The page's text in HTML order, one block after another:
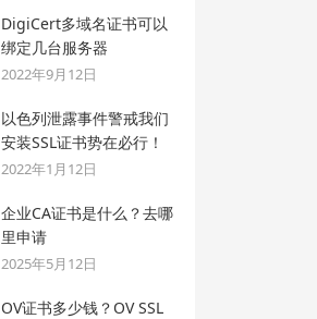
DigiCert多域名证书可以
绑定几台服务器
2022年9月12日
以色列泄露事件警戒我们
安装SSL证书势在必行！
2022年1月12日
企业CA证书是什么？去哪
里申请
2025年5月12日
OV证书多少钱？OV SSL